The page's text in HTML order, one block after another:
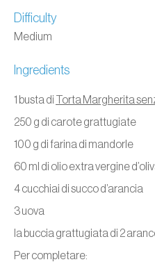
Difficulty
Medium
Ingredients
1 busta di Torta Margherita
250 g di carote grattugiate
100 g di farina di mandorle
60 ml di olio extra vergine
4 cucchiai di succo d’arancia
3 uova
la buccia grattugiata di 2
Per completare: